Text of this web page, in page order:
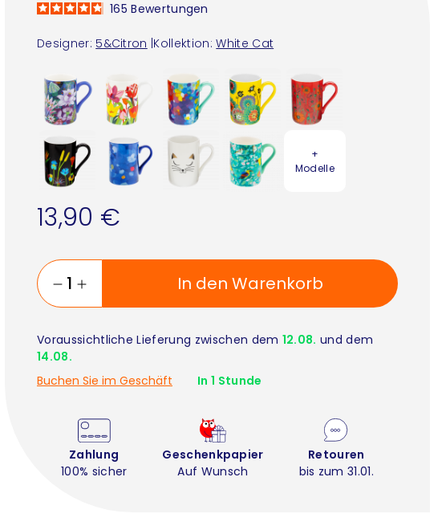
Designer: 5&Citron Kollektion: White Cat
165Bewertungen
+
Modelle
13,90 €
In den Warenkorb
Voraussichtliche Lieferung zwischen dem 12.08. und dem
14.08.
Buchen Sie im Geschäft
In 1 Stunde
Zahlung
100% sicher
Geschenkpapier
Auf Wunsch
Retouren
bis zum 31.01.